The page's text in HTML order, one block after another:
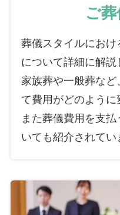
ご
葬儀スタイルにお
について詳細に解説
家族葬や一般葬な
て費用がどのように
また葬儀費用を支
いても紹介されてい